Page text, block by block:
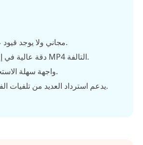
مجاني ولا يوجد قيود على التحميل.
دقة عالية في إصلاح ملفات MP4 التالفة.
واجهة سهلة الاستخدام ونظيفة.
يدعم استرداد العديد من تلفيات الفيديو الشائعة.